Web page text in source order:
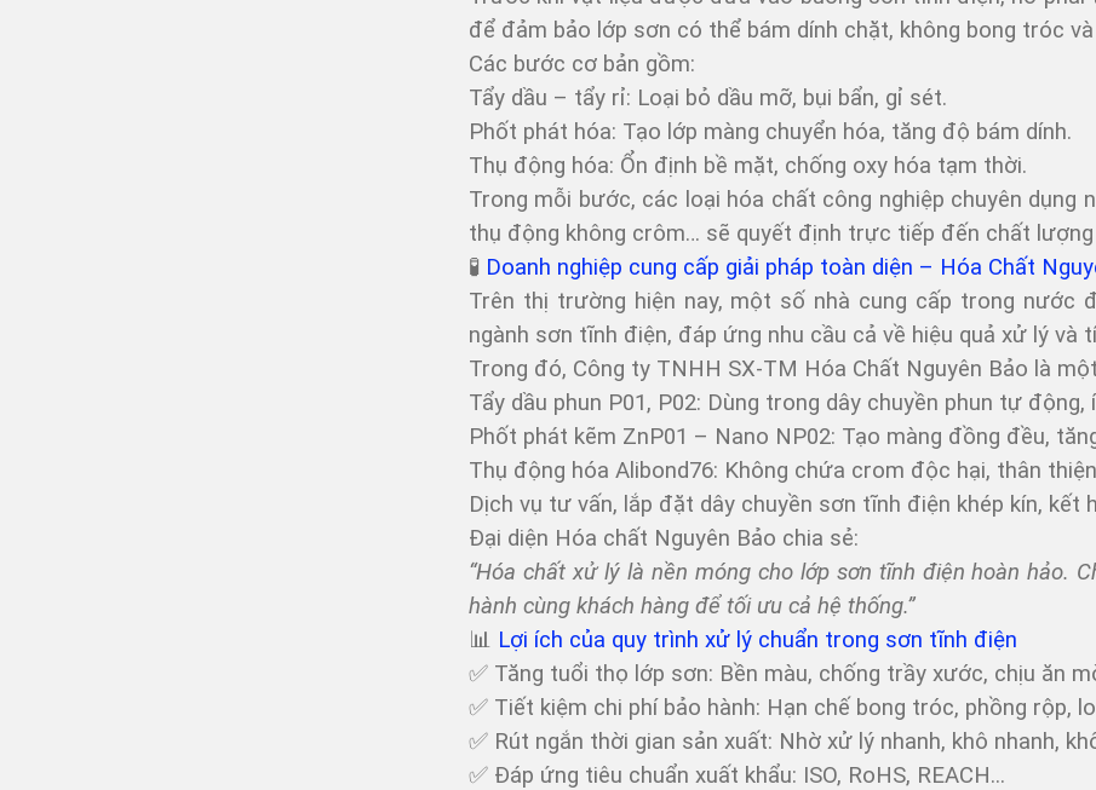
để đảm bảo lớp sơn có thể bám dính chặt, không bong tróc
Các bước cơ bản gồm:
Tẩy dầu – tẩy rỉ: Loại bỏ dầu mỡ, bụi bẩn, gỉ sét.
Phốt phát hóa: Tạo lớp màng chuyển hóa, tăng độ bám dính.
Thụ động hóa: Ổn định bề mặt, chống oxy hóa tạm thời.
Trong mỗi bước, các loại hóa chất công nghiệp chuyên dụng
thụ động không crôm… sẽ quyết định trực tiếp đến chất lượng
🧪 Doanh nghiệp cung cấp giải pháp toàn diện – Hóa Chất
Trên thị trường hiện nay, một số nhà cung cấp trong nước
ngành sơn tĩnh điện, đáp ứng nhu cầu cả về hiệu quả xử lý và
Trong đó, Công ty TNHH SX-TM Hóa Chất Nguyên Bảo là
Tẩy dầu phun P01, P02: Dùng trong dây chuyền phun tự
Phốt phát kẽm ZnP01 – Nano NP02: Tạo màng đồng đều,
Thụ động hóa Alibond76: Không chứa crom độc hại, thân
Dịch vụ tư vấn, lắp đặt dây chuyền sơn tĩnh điện khép kín, kết
Đại diện Hóa chất Nguyên Bảo chia sẻ:
“Hóa chất xử lý là nền móng cho lớp sơn tĩnh điện hoàn hảo.
hành cùng khách hàng để tối ưu cả hệ thống.”
📊 Lợi ích của quy trình xử lý chuẩn trong sơn tĩnh điện
✅ Tăng tuổi thọ lớp sơn: Bền màu, chống trầy xước, chịu ăn
✅ Tiết kiệm chi phí bảo hành: Hạn chế bong tróc, phồng rộp,
✅ Rút ngắn thời gian sản xuất: Nhờ xử lý nhanh, khô nhanh,
✅ Đáp ứng tiêu chuẩn xuất khẩu: ISO, RoHS, REACH...